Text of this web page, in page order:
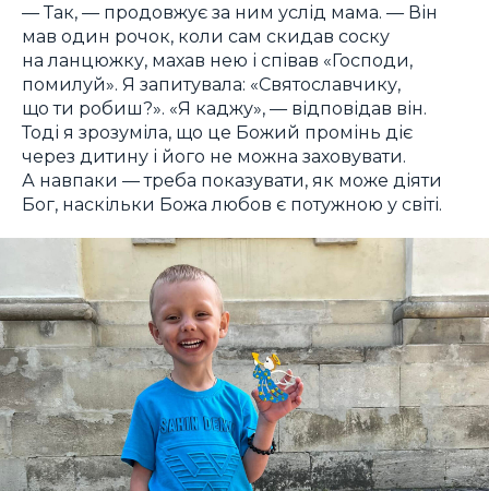
— Так, — продовжує за ним услід мама. — Він
мав один рочок, коли сам скидав соску
на ланцюжку, махав нею і співав «Господи,
помилуй». Я запитувала: «Святославчику,
що ти робиш?». «Я каджу», — відповідав він.
Тоді я зрозуміла, що це Божий промінь діє
через дитину і його не можна заховувати.
А навпаки — треба показувати, як може діяти
Бог, наскільки Божа любов є потужною у світі.